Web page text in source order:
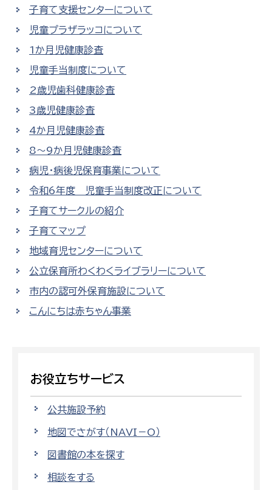
子育て支援センターについて
児童プラザラッコについて
1か月児健康診査
児童手当制度について
2歳児歯科健康診査
3歳児健康診査
4か月児健康診査
8〜9か月児健康診査
病児・病後児保育事業について
令和6年度 児童手当制度改正について
子育てサークルの紹介
子育てマップ
地域育児センターについて
公立保育所わくわくライブラリーについて
市内の認可外保育施設について
こんにちは赤ちゃん事業
お役立ちサービス
公共施設予約
地図でさがす（NAVI－O）
図書館の本を探す
相談をする